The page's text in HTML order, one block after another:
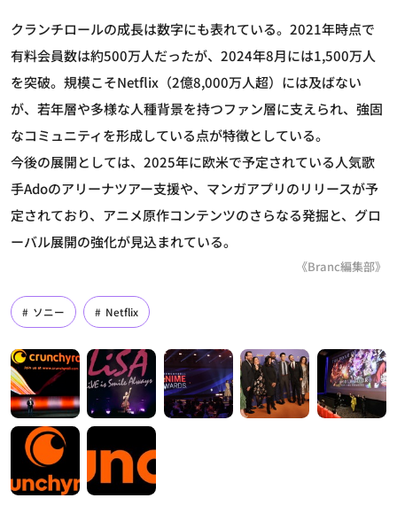
クランチロールの成長は数字にも表れている。2021年時点で
有料会員数は約500万人だったが、2024年8月には1,500万人
を突破。規模こそNetflix（2億8,000万人超）には及ばない
が、若年層や多様な人種背景を持つファン層に支えられ、強固
なコミュニティを形成している点が特徴としている。
今後の展開としては、2025年に欧米で予定されている人気歌
手Adoのアリーナツアー支援や、マンガアプリのリリースが予
定されており、アニメ原作コンテンツのさらなる発掘と、グロ
ーバル展開の強化が見込まれている。
《Branc編集部》
ソニー Netflix